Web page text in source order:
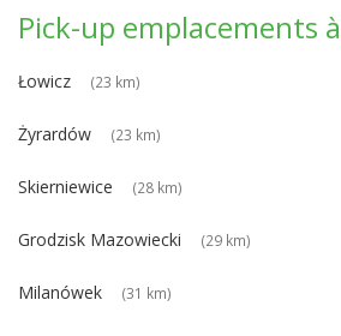
Pick-up emplacements
Łowicz (23 km)
Żyrardów (23 km)
Skierniewice (28 km)
Grodzisk Mazowiecki (29 km)
Milanówek (31 km)